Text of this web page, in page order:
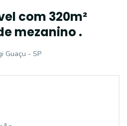
com 320m²
mezanino .
Guaçu - SP